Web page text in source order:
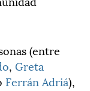
(entre
, Greta
Ferrán Adriá),